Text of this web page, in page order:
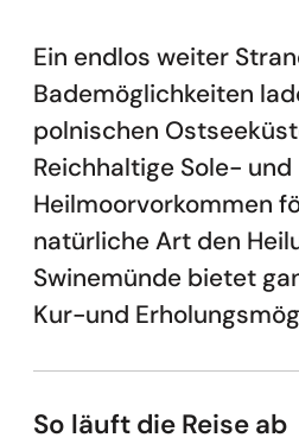
Ein endlos weiter
Bademöglichkeiten
polnischen
Reichhaltige Sole- und
Heilmoorvorkommen
natürliche Art den
Swinemünde bietet
Kur-und
So läuft die Reise ab